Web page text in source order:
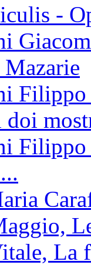
-
Filippo
doi
Filippo
La